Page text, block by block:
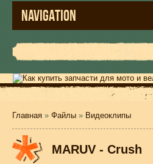
NAVIGATION
Главная » Файлы » Видеоклипы
MARUV - Crush